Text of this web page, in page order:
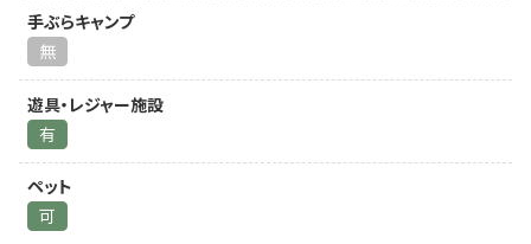
手ぶらキャンプ
無
遊具・レジャー施設
有
ペット
可